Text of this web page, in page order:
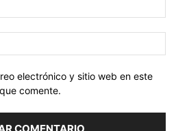
electrónico y sitio web en este
comente.